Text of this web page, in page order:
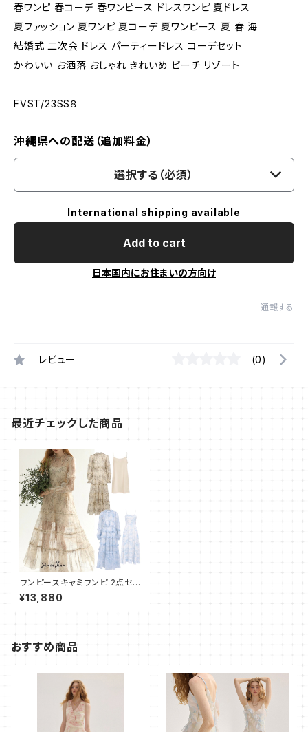
春ワンピ 春コーデ 春ワンピース ドレスワンピ 夏ドレス
夏ファッション 夏ワンピ 夏コーデ 夏ワンピース 夏 春 海
結婚式 二次会 ドレス パーティードレス コーデセット
かわいい お洒落 おしゃれ きれいめ ビーチ リゾート
FVST/23SS８
沖縄県への配送（追加料金）
選択する（必須）
International shipping available
Add to cart
日本国内にお住まいの方向け
通報する
レビュー (0)
最近チェックした商品
ワンピースキャミワンピ 2点セッ
ト/2色あり★可愛い キュート
¥13,880
おすすめ商品